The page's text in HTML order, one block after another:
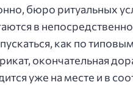
бюро ритуальных
в
как по
окончательная
уже на месте и в